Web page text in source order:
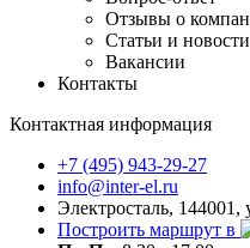
Отзывы о
Статьи и новости
Вакансии
Контакты
Контактная информация
+7 (495) 943-29-27
info@inter-el.ru
Электросталь, 144001,
Построить маршрут в